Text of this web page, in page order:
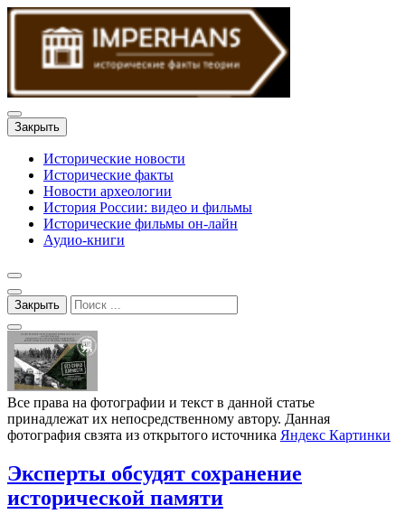
Закрыть
Исторические новости
Исторические факты
Новости археологии
История России: видео и фильмы
Исторические фильмы он-лайн
Аудио-книги
Закрыть
Все права на фотографии и текст в данной статье
принадлежат их непосредственному автору. Данная
фотография свзята из открытого источника Яндекс Картинки
Эксперты обсудят сохранение
исторической памяти